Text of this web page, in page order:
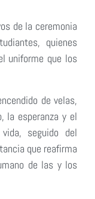
de la ceremonia
quienes
uniforme que los
de velas,
la esperanza y el
seguido del
que reafirma
de las y los